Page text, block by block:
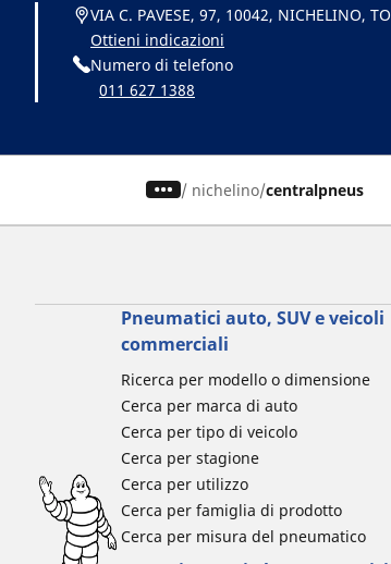
VIA C. PAVESE, 97, 10042, NICHELINO, TO
Ottieni indicazioni
Numero di telefono
011 627 1388
/ nichelino centralpneus
Pneumatici auto, SUV e veicoli
commerciali
Ricerca per modello o dimensione
Cerca per marca di auto
Cerca per tipo di veicolo
Cerca per stagione
Cerca per utilizzo
Cerca per famiglia di prodotto
Cerca per misura del pneumatico